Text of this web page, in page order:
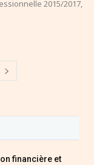
2015/2017,
financière et